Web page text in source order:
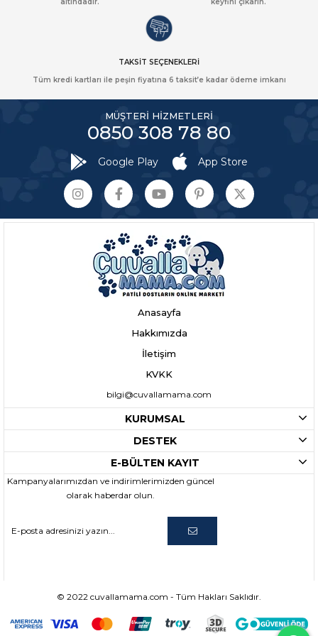
TAKSİT SEÇENEKLERİ
Tüm kredi kartları ile peşin fiyatına 6 taksit’e kadar ödeme imkanı
MÜŞTERİ HİZMETLERİ
0850 308 78 80
Google Play App Store
Anasayfa
Hakkımızda
İletişim
KVKK
bilgi@cuvallamama.com
KURUMSAL
DESTEK
E-BÜLTEN KAYIT
Kampanyalarımızdan ve indirimlerimizden güncel
olarak haberdar olun.
© 2022 cuvallamama.com - Tüm Hakları Saklıdır.